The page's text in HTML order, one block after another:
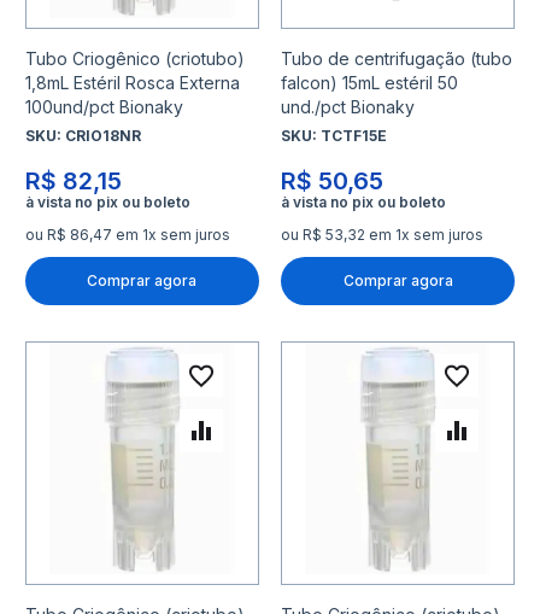
Tubo Criogênico (criotubo)
1,8mL Estéril Rosca Externa
100und/pct Bionaky
SKU: CRIO18NR
R$ 82,15
ou R$ 86,47 em 1x sem juros
Comprar agora
Tubo de centrifugação (tubo
falcon) 15mL estéril 50
und./pct Bionaky
SKU: TCTF15E
R$ 50,65
ou R$ 53,32 em 1x sem juros
Comprar agora
Adicionar à lista de
Adicionar para Comparar